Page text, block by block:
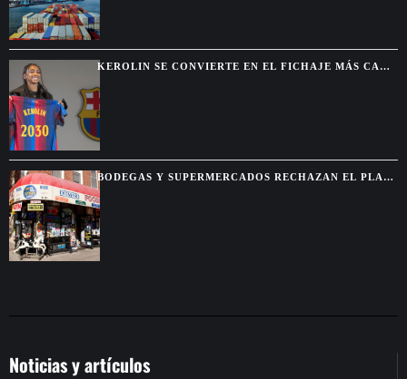
KEROLIN SE CONVIERTE EN EL FICHAJE MÁS CARO
BODEGAS Y SUPERMERCADOS RECHAZAN EL PLAN
MUNICIPAL DE MAMDANI
Noticias y artículos